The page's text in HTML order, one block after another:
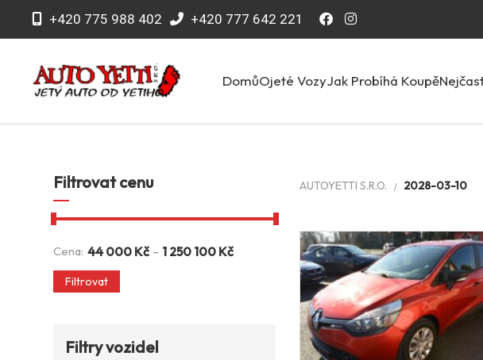
+420 775 988 402 +420 777 642 221
DomůOjeté VozyJak Probíhá Koupě
Filtrovat cenu
Cena: 44 000 Kč - 1 250 100 Kč
Filtrovat
Filtry vozidel
AUTOYETTI S.R.O. 2028-03-10